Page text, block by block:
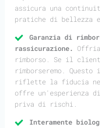
assicura una
pratiche di bellezza
Garanzia di
rassicurazione.
rimborso. Se il
rimborseremo. Questo
riflette la fiducia
offre un'esperienza di
priva di rischi.
Interamente